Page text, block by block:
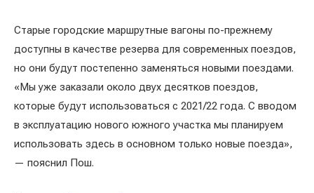
Старые городские маршрутные вагоны по-прежнему
доступны в качестве резерва для современных поездов,
но они будут постепенно заменяться новыми поездами.
«Мы уже заказали около двух десятков поездов,
которые будут использоваться с 2021/22 года. С вводом
в эксплуатацию нового южного участка мы планируем
использовать здесь в основном только новые поезда»,
— пояснил Пош.